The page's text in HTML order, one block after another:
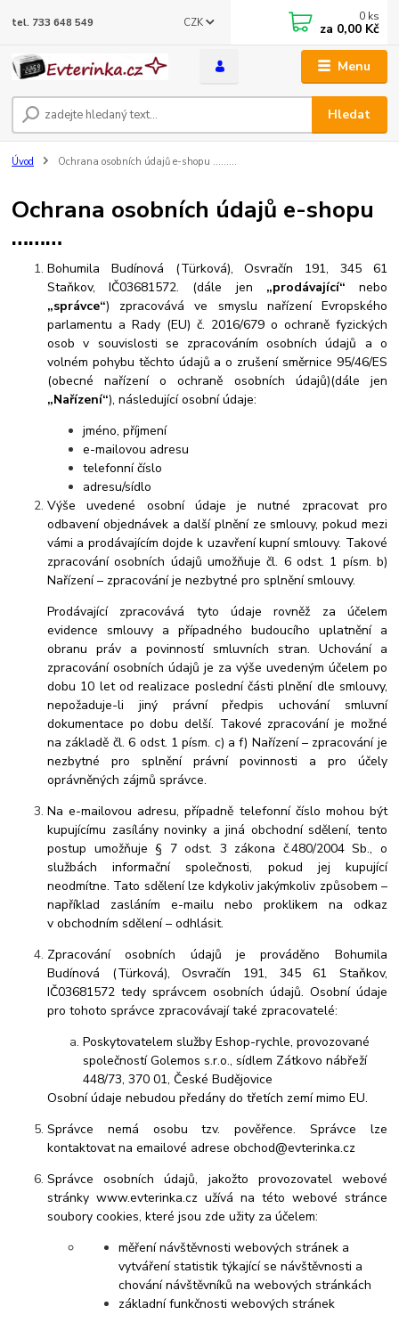
Menu
CZK
Hledat
tel. 733 648 549 0 ks
za 0,00 Kč
Úvod Ochrana osobních údajů e-shopu ………
Ochrana osobních údajů e-shopu
………
Bohumila Budínová (Türková), Osvračín 191, 345 61
Staňkov, IČ03681572. (dále jen „prodávající“ nebo
„správce“) zpracovává ve smyslu nařízení Evropského
parlamentu a Rady (EU) č. 2016/679 o ochraně fyzických
osob v souvislosti se zpracováním osobních údajů a o
volném pohybu těchto údajů a o zrušení směrnice 95/46/ES
(obecné nařízení o ochraně osobních údajů)(dále jen
„Nařízení“), následující osobní údaje:
jméno, příjmení
e-mailovou adresu
telefonní číslo
adresu/sídlo
Výše uvedené osobní údaje je nutné zpracovat pro
odbavení objednávek a další plnění ze smlouvy, pokud mezi
vámi a prodávajícím dojde k uzavření kupní smlouvy. Takové
zpracování osobních údajů umožňuje čl. 6 odst. 1 písm. b)
Nařízení – zpracování je nezbytné pro splnění smlouvy.
Prodávající zpracovává tyto údaje rovněž za účelem
evidence smlouvy a případného budoucího uplatnění a
obranu práv a povinností smluvních stran. Uchování a
zpracování osobních údajů je za výše uvedeným účelem po
dobu 10 let od realizace poslední části plnění dle smlouvy,
nepožaduje-li jiný právní předpis uchování smluvní
dokumentace po dobu delší. Takové zpracování je možné
na základě čl. 6 odst. 1 písm. c) a f) Nařízení – zpracování je
nezbytné pro splnění právní povinnosti a pro účely
oprávněných zájmů správce.
Na e-mailovou adresu, případně telefonní číslo mohou být
kupujícímu zasílány novinky a jiná obchodní sdělení, tento
postup umožňuje § 7 odst. 3 zákona č.480/2004 Sb., o
službách informační společnosti, pokud jej kupující
neodmítne. Tato sdělení lze kdykoliv jakýmkoliv způsobem –
například zasláním e-mailu nebo proklikem na odkaz
v obchodním sdělení – odhlásit.
Zpracování osobních údajů je prováděno Bohumila
Budínová (Türková), Osvračín 191, 345 61 Staňkov,
IČ03681572tedy správcem osobních údajů. Osobní údaje
pro tohoto správce zpracovávají také zpracovatelé:
Poskytovatelem služby Eshop-rychle, provozované
společností Golemos s.r.o., sídlem Zátkovo nábřeží
448/73, 370 01, České Budějovice
Osobní údaje nebudou předány do třetích zemí mimo EU.
Správce nemá osobu tzv. pověřence. Správce lze
kontaktovat na emailové adrese obchod@evterinka.cz
Správce osobních údajů, jakožto provozovatel webové
stránky www.evterinka.cz užívá na této webové stránce
soubory cookies, které jsou zde užity za účelem:
měření návštěvnosti webových stránek a
vytváření statistik týkající se návštěvnosti a
chování návštěvníků na webových stránkách
základní funkčnosti webových stránek